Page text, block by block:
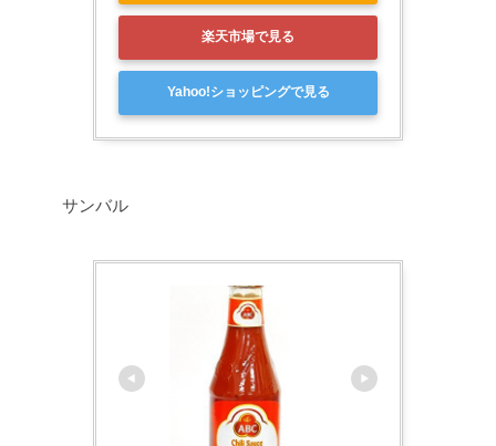
楽天市場で見る
Yahoo!ショッピングで見る
サンバル